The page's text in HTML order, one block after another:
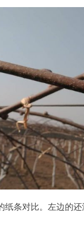
纸条对比。左边的